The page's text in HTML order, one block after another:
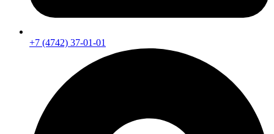
+7 (4742) 37-01-01